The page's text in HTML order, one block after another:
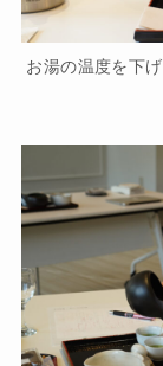
お湯の温度を下